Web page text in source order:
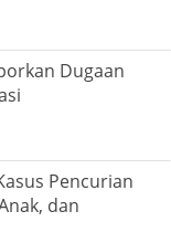
Dugaan
Pencurian
dan